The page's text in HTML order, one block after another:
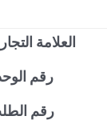
العلامة
رقم
رقم